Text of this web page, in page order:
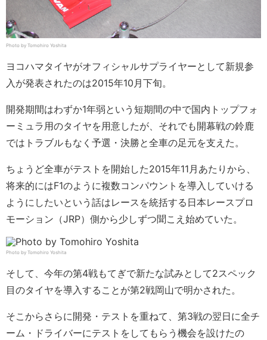
Photo by Tomohiro Yoshita
ヨコハマタイヤがオフィシャルサプライヤーとして新規参
入が発表されたのは2015年10月下旬。
開発期間はわずか1年弱という短期間の中で国内トップフォ
ーミュラ用のタイヤを用意したが、それでも開幕戦の鈴鹿
ではトラブルもなく予選・決勝と全車の足元を支えた。
ちょうど全車がテストを開始した2015年11月あたりから、
将来的にはF1のように複数コンパウントを導入していける
ようにしたいという話はレースを統括する日本レースプロ
モーション（JRP）側から少しずつ聞こえ始めていた。
Photo by Tomohiro Yoshita
そして、今年の第4戦もてぎで新たな試みとして2スペック
目のタイヤを導入することが第2戦岡山で明かされた。
そこからさらに開発・テストを重ねて、第3戦の翌日に全チ
ーム・ドライバーにテストをしてもらう機会を設けたの